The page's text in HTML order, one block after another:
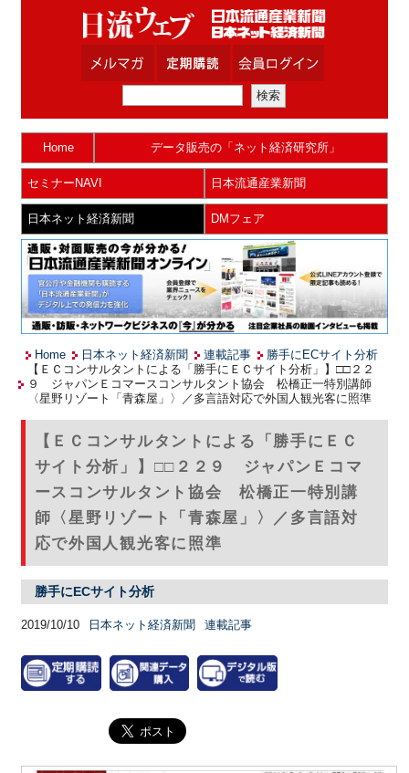
Home データ販売の「ネット経済研究所」
セミナーNAVI 日本流通産業新聞
日本ネット経済新聞 DMフェア
Home 日本ネット経済新聞 連載記事
勝手にECサイト分析
【ＥＣコンサルタントによる「勝手にＥＣサイト分析」】□□２２
９ ジャパンＥコマースコンサルタント協会 松橋正一特別講師
〈星野リゾート「青森屋」〉／多言語対応で外国人観光客に照準
【ＥＣコンサルタントによる「勝手にＥＣ
サイト分析」】□□２２９ ジャパンＥコマ
ースコンサルタント協会 松橋正一特別講
師〈星野リゾート「青森屋」〉／多言語対
応で外国人観光客に照準
勝手にECサイト分析
2019/10/10 日本ネット経済新聞 連載記事